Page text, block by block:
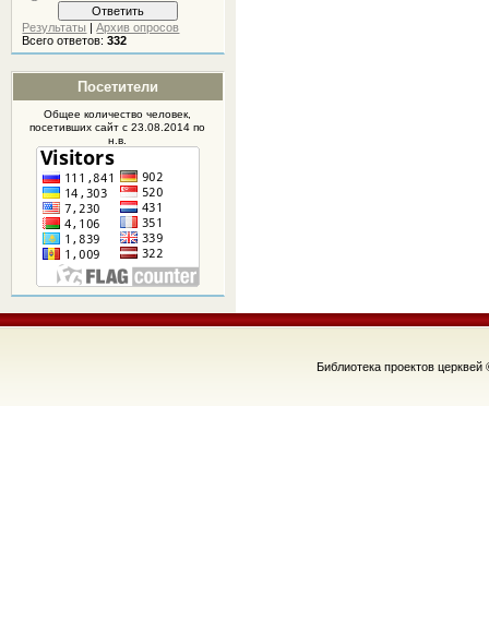
Результаты |Архив опросов
Всего ответов:332
Посетители
Общее количество человек,
посетившихсайтс 23.08.2014 по
н.в.
Библиотека проектов церквей